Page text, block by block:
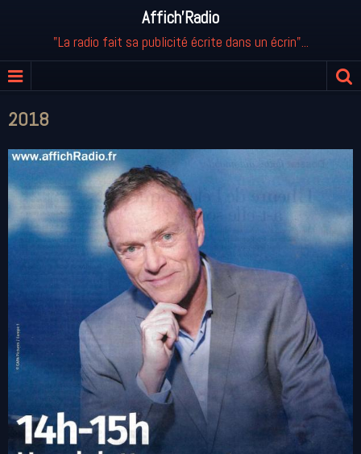
Affich'Radio
"La radio fait sa publicité écrite dans un écrin"...
2018